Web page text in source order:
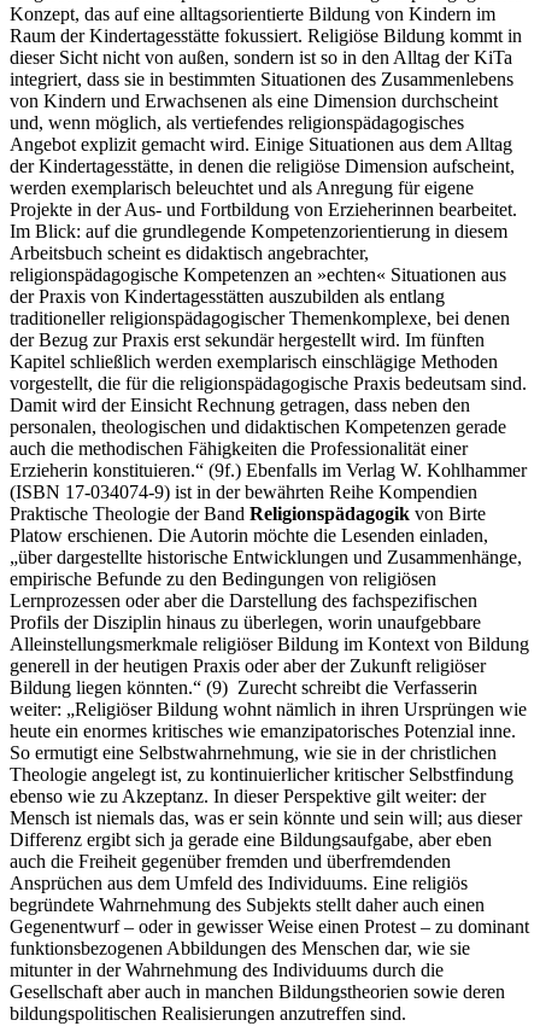
Konzept, das auf eine alltagsorientierte Bildung von Kindern im
Raum der Kindertagesstätte fokussiert. Religiöse Bildung kommt in
dieser Sicht nicht von außen, sondern ist so in den Alltag der KiTa
integriert, dass sie in bestimmten Situationen des Zusammenlebens
von Kindern und Erwachsenen als eine Dimension durchscheint
und, wenn möglich, als vertiefendes religionspädagogisches
Angebot explizit gemacht wird. Einige Situationen aus dem Alltag
der Kindertagesstätte, in denen die religiöse Dimension aufscheint,
werden exemplarisch beleuchtet und als Anregung für eigene
Projekte in der Aus- und Fortbildung von Erzieherinnen bearbeitet.
Im Blick: auf die grundlegende Kompetenzorientierung in diesem
Arbeitsbuch scheint es didaktisch angebrachter,
religionspädagogische Kompetenzen an »echten« Situationen aus
der Praxis von Kindertagesstätten auszubilden als entlang
traditioneller religionspädagogischer Themenkomplexe, bei denen
der Bezug zur Praxis erst sekundär hergestellt wird. Im fünften
Kapitel schließlich werden exemplarisch einschlägige Methoden
vorgestellt, die für die religionspädagogische Praxis bedeutsam sind.
Damit wird der Einsicht Rechnung getragen, dass neben den
personalen, theologischen und didaktischen Kompetenzen gerade
auch die methodischen Fähigkeiten die Professionalität einer
Erzieherin konstituieren.“ (9f.) Ebenfalls im Verlag W. Kohlhammer
(ISBN 17-034074-9) ist in der bewährten Reihe Kompendien
Praktische Theologie der Band Religionspädagogik von Birte
Platow erschienen. Die Autorin möchte die Lesenden einladen,
„über dargestellte historische Entwicklungen und Zusammenhänge,
empirische Befunde zu den Bedingungen von religiösen
Lernprozessen oder aber die Darstellung des fachspezifischen
Profils der Disziplin hinaus zu überlegen, worin unaufgebbare
Alleinstellungsmerkmale religiöser Bildung im Kontext von Bildung
generell in der heutigen Praxis oder aber der Zukunft religiöser
Bildung liegen könnten.“ (9) Zurecht schreibt die Verfasserin
weiter: „Religiöser Bildung wohnt nämlich in ihren Ursprüngen wie
heute ein enormes kritisches wie emanzipatorisches Potenzial inne.
So ermutigt eine Selbstwahrnehmung, wie sie in der christlichen
Theologie angelegt ist, zu kontinuierlicher kritischer Selbstfindung
ebenso wie zu Akzeptanz. In dieser Perspektive gilt weiter: der
Mensch ist niemals das, was er sein könnte und sein will; aus dieser
Differenz ergibt sich ja gerade eine Bildungsaufgabe, aber eben
auch die Freiheit gegenüber fremden und überfremdenden
Ansprüchen aus dem Umfeld des Individuums. Eine religiös
begründete Wahrnehmung des Subjekts stellt daher auch einen
Gegenentwurf – oder in gewisser Weise einen Protest – zu dominant
funktionsbezogenen Abbildungen des Menschen dar, wie sie
mitunter in der Wahrnehmung des Individuums durch die
Gesellschaft aber auch in manchen Bildungstheorien sowie deren
bildungspolitischen Realisierungen anzutreffen sind.